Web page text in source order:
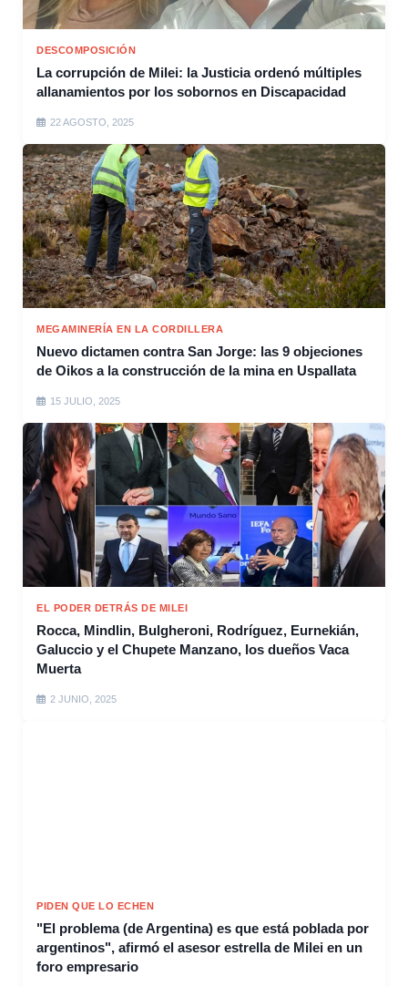
DESCOMPOSICIÓN
La corrupción de Milei: la Justicia ordenó múltiples
allanamientos por los sobornos en Discapacidad
22 AGOSTO, 2025
MEGAMINERÍA EN LA CORDILLERA
Nuevo dictamen contra San Jorge: las 9 objeciones
de Oikos a la construcción de la mina en Uspallata
15 JULIO, 2025
EL PODER DETRÁS DE MILEI
Rocca, Mindlin, Bulgheroni, Rodríguez, Eurnekián,
Galuccio y el Chupete Manzano, los dueños Vaca
Muerta
2 JUNIO, 2025
PIDEN QUE LO ECHEN
"El problema (de Argentina) es que está poblada por
argentinos", afirmó el asesor estrella de Milei en un
foro empresario